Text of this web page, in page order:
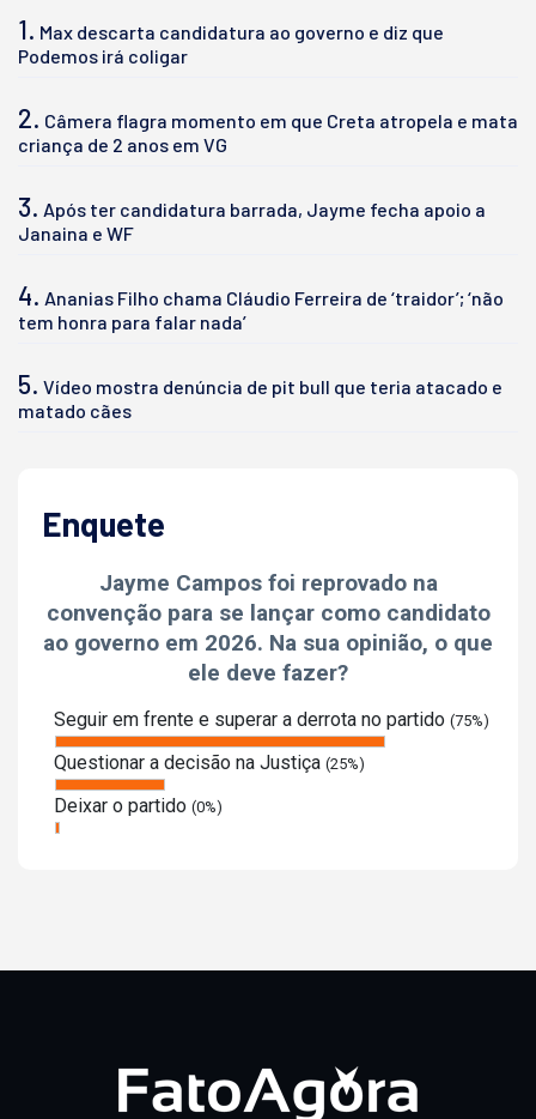
1. Max descarta candidatura ao governo e diz que
Podemos irá coligar
2. Câmera flagra momento em que Creta atropela e mata
criança de 2 anos em VG
3. Após ter candidatura barrada, Jayme fecha apoio a
Janaina e WF
4. Ananias Filho chama Cláudio Ferreira de ‘traidor’; ‘não
tem honra para falar nada’
5. Vídeo mostra denúncia de pit bull que teria atacado e
matado cães
Enquete
Jayme Campos foi reprovado na
convenção para se lançar como candidato
ao governo em 2026. Na sua opinião, o que
ele deve fazer?
Seguir em frente e superar a derrota no partido (75%)
Questionar a decisão na Justiça (25%)
Deixar o partido (0%)